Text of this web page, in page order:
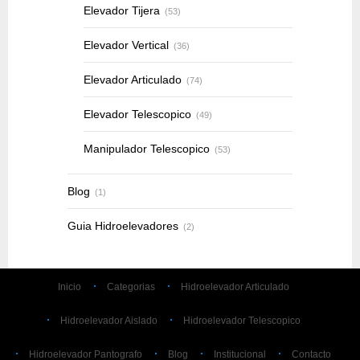
Elevador Tijera (53)
Elevador Vertical (36)
Elevador Articulado (74)
Elevador Telescopico (49)
Manipulador Telescopico (53)
Blog (1)
Guia Hidroelevadores (2)
Inicio Categorias Hidroelevador Articulado
Hidroelevador Aislado Hidroelevador Telescopico
Hidroelevador Pantografo Blog Institucional Contacto